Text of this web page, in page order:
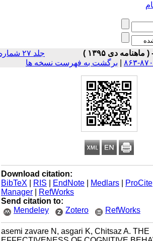
جلد ۲۷ شماره
| برگشت به فهرست نسخه ها
Download citation:
BibTeX
| RIS |EndNote |Medlars |
Manager
|RefWorks
Send citation to:
Mendeley
Zotero RefWorks
asemi zavare N, asgari K, Chitsaz A. THE